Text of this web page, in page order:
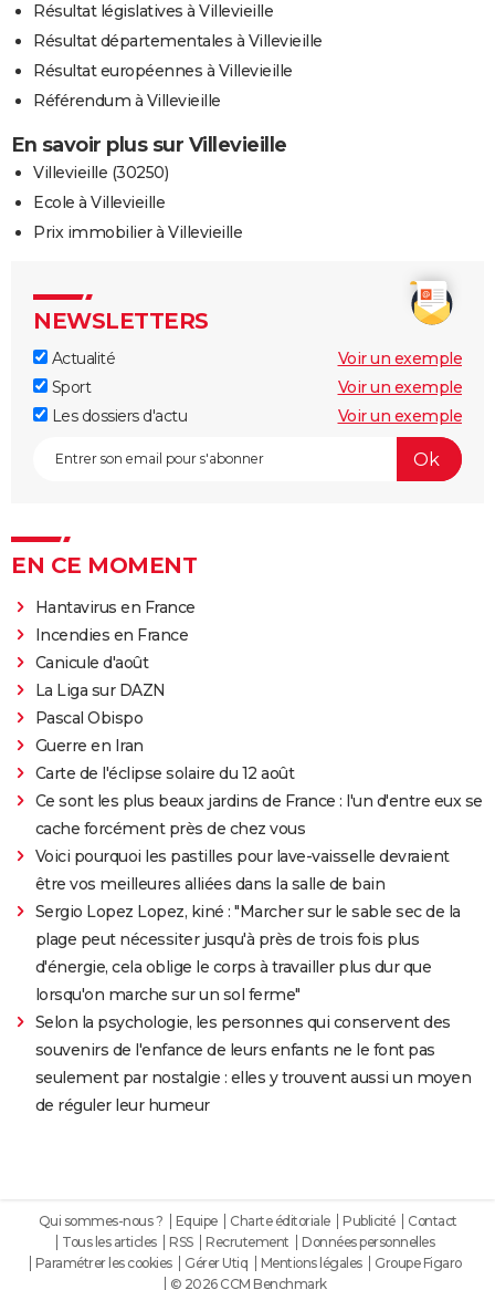
Résultat législatives à Villevieille
Résultat départementales à Villevieille
Résultat européennes à Villevieille
Référendum à Villevieille
En savoir plus sur Villevieille
Villevieille (30250)
Ecole à Villevieille
Prix immobilier à Villevieille
NEWSLETTERS
Actualité
Voir un exemple
Sport
Voir un exemple
Les dossiers d'actu
Voir un exemple
EN CE MOMENT
Hantavirus en France
Incendies en France
Canicule d'août
La Liga sur DAZN
Pascal Obispo
Guerre en Iran
Carte de l'éclipse solaire du 12 août
Ce sont les plus beaux jardins de France : l'un d'entre eux se
cache forcément près de chez vous
Voici pourquoi les pastilles pour lave-vaisselle devraient
être vos meilleures alliées dans la salle de bain
Sergio Lopez Lopez, kiné : "Marcher sur le sable sec de la
plage peut nécessiter jusqu'à près de trois fois plus
d'énergie, cela oblige le corps à travailler plus dur que
lorsqu'on marche sur un sol ferme"
Selon la psychologie, les personnes qui conservent des
souvenirs de l'enfance de leurs enfants ne le font pas
seulement par nostalgie : elles y trouvent aussi un moyen
de réguler leur humeur
Qui sommes-nous ? Equipe Charte éditoriale Publicité
Contact
Tous les articles
RSS Recrutement
Données personnelles
Paramétrer les cookies
Gérer Utiq Mentions légales
Groupe Figaro
© 2026 CCM Benchmark